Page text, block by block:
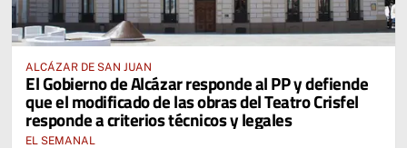
ALCÁZAR DE SAN JUAN
El Gobierno de Alcázar responde al PP y defiende
que el modificado de las obras del Teatro Crisfel
responde a criterios técnicos y legales
EL SEMANAL